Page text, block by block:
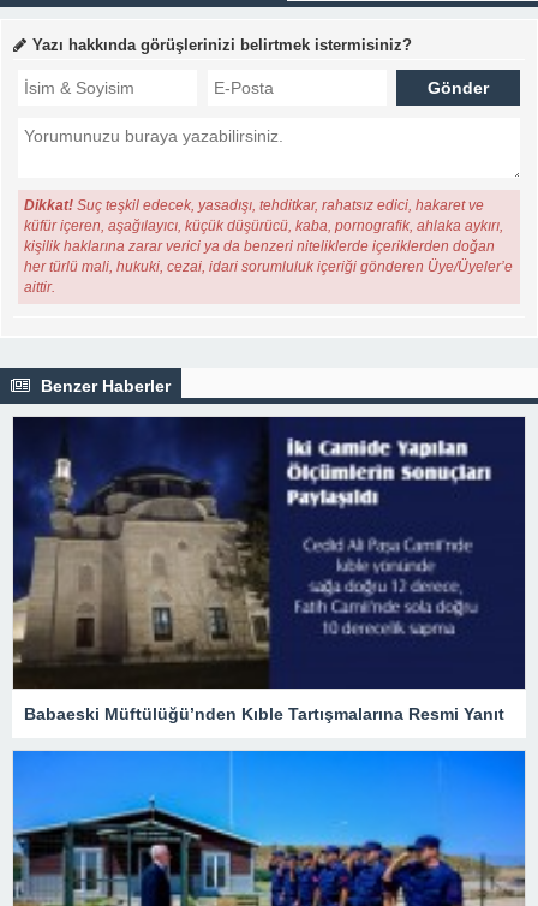
Yazı hakkında görüşlerinizi belirtmek istermisiniz?
Dikkat! Suç teşkil edecek, yasadışı, tehditkar, rahatsız edici, hakaret ve
küfür içeren, aşağılayıcı, küçük düşürücü, kaba, pornografik, ahlaka aykırı,
kişilik haklarına zarar verici ya da benzeri niteliklerde içeriklerden doğan
her türlü mali, hukuki, cezai, idari sorumluluk içeriği gönderen Üye/Üyeler’e
aittir.
Benzer Haberler
Babaeski Müftülüğü’nden Kıble Tartışmalarına Resmi Yanıt